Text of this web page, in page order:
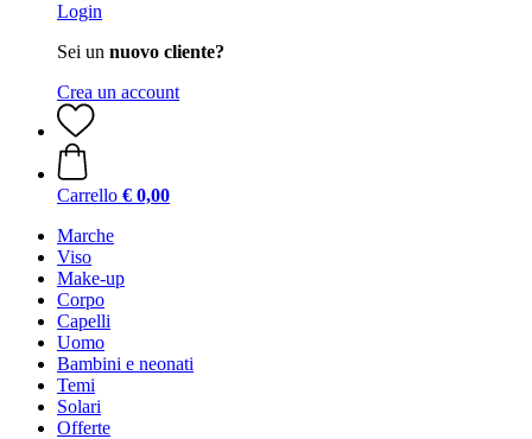
Login
Sei un nuovo cliente?
Crea un account
Carrello € 0,00
Marche
Viso
Make-up
Corpo
Capelli
Uomo
Bambini e neonati
Temi
Solari
Offerte